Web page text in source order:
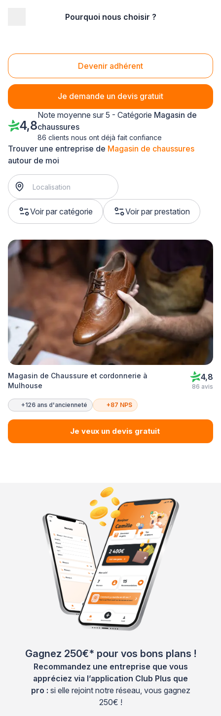
Pourquoi nous choisir ?
Devenir adhérent
Je demande un devis gratuit
Magasin de chaussures Alsace
Trouver une entreprise de Magasin de chaussures
autour de moi
Voir par catégorie Voir par prestation
4,8
Note moyenne sur 5 - Catégorie Magasin de
chaussures
86 clients nous ont déjà fait confiance
Magasin de Chaussure et cordonnerie à
Mulhouse
4,8
86 avis
+126 ans d'ancienneté +87 NPS
Je veux un devis gratuit
Gagnez 250€* pour vos bons plans !
Recommandez une entreprise que vous
appréciez via l’application Club Plus que
pro : si elle rejoint notre réseau, vous gagnez
250€ !